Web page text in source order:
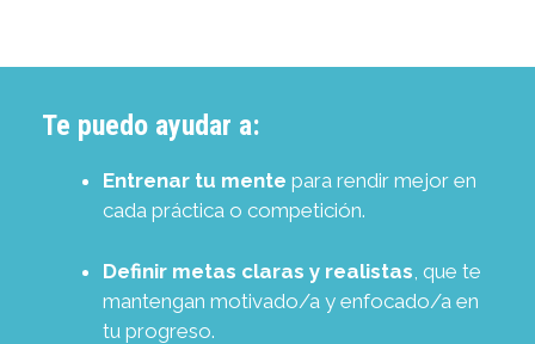
Te puedo ayudar a:
Entrenar tu mente para rendir mejor en
cada práctica o competición.
Definir metas claras y realistas , que te
mantengan motivado/a y enfocado/a en
tu progreso.